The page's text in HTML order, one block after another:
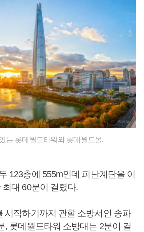
는 롯데월드타워와 롯데월드몰.
123층에 555m인데 피난계단을 이
대 60분이 걸렸다.
시작하기까지 관할 소방서인 송파
, 롯데월드타워 소방대는 2분이 걸